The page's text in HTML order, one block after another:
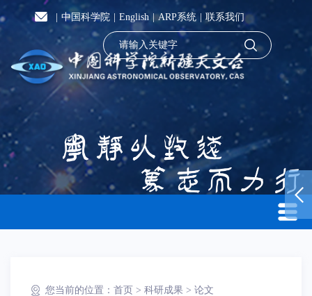
中国科学院 English |ARP系统 联系我们
您当前的位置： 首页 > 科研成果 > 论文